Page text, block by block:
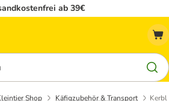
ab 39€
Shop Käfigzubehör & Transport